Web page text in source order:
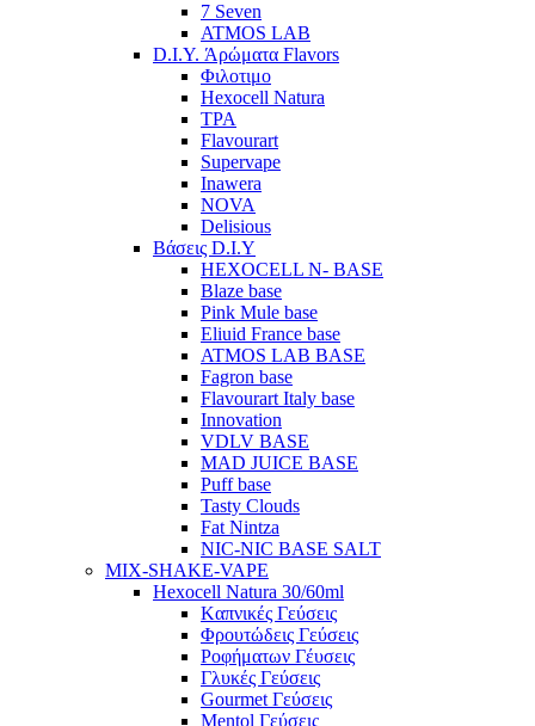
7 Seven
ATMOS LAB
D.I.Y. Άρώματα Flavors
Φιλοτιμο
Hexocell Natura
TPA
Flavourart
Supervape
Inawera
ΝOVA
Delisious
Βάσεις D.I.Y
HEXOCELL N- BASE
Blaze base
Pink Mule base
Eliuid France base
ATMOS LAB BASE
Fagron base
Flavourart Italy base
Innovation
VDLV BASE
MAD JUICE BASE
Puff base
Tasty Clouds
Fat Nintza
NIC-NIC BASE SALT
MIX-SHAKE-VAPE
Hexocell Natura 30/60ml
Kαπνικές Γεύσεις
Φρουτώδεις Γεύσεις
Ροφήματων Γέυσεις
Γλυκές Γεύσεις
Gourmet Γεύσεις
Mentol Γεύσεις